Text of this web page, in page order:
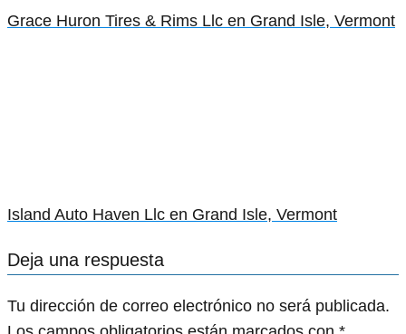
Grace Huron Tires & Rims Llc en Grand Isle, Vermont
Island Auto Haven Llc en Grand Isle, Vermont
Deja una respuesta
Tu dirección de correo electrónico no será publicada.